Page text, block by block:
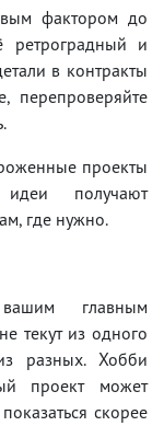
фактором до
ретроградный и
в контракты
перепроверяйте
проекты
получают
где нужно.
главным
текут из одного
разных. Хобби
проект может
скорее